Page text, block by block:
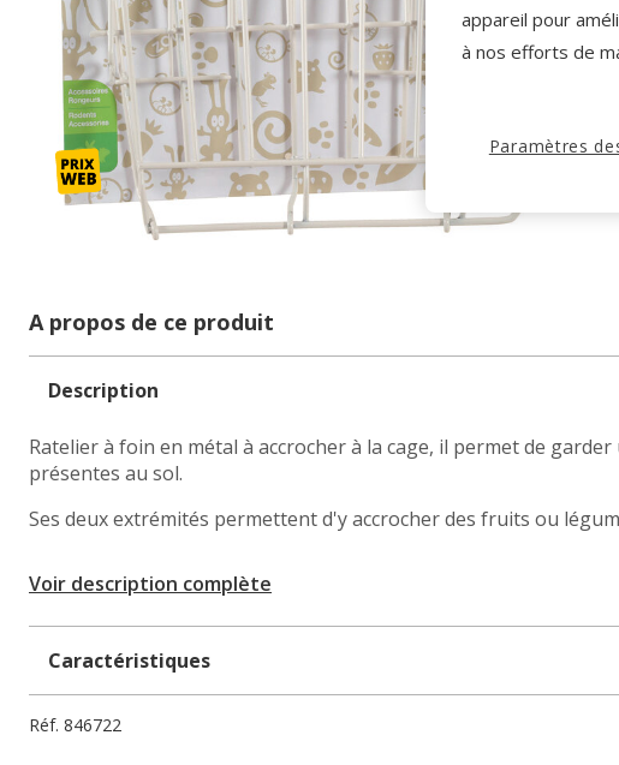
A propos de ce produit
Description
Ratelier à foin en métal à accrocher à la cage, il permet de
présentes au sol.
Ses deux extrémités permettent d'y accrocher des fruits ou
Voir description complète
Caractéristiques
Réf. 846722
appareil pour
à nos efforts de
Paramètres